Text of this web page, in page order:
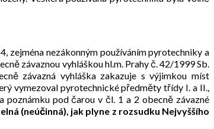
zejména nezákonným používáním pyrotechniky a
závaznou vyhláškou hl.m. Prahy č. 42/1999 Sb.
závazná vyhláška zakazuje s výjimkou míst
vymezoval pyrotechnické předměty třídy I. a II.,
poznámku pod čarou v čl. 1 a 2 obecně závazné
(neúčinná), jak plyne z rozsudku Nejvyššího